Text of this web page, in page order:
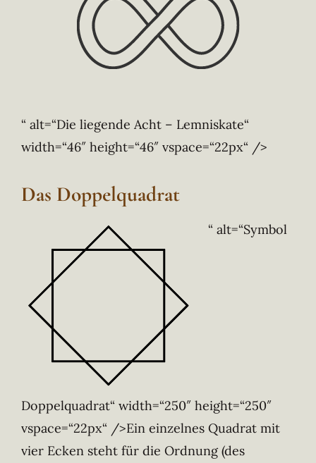
“ alt=“Die liegende Acht – Lemniskate“
width=“46″ height=“46″ vspace=“22px“ />
Das Doppelquadrat
“ alt=“Symbol
Doppelquadrat“ width=“250″ height=“250″
vspace=“22px“ />Ein einzelnes Quadrat mit
vier Ecken steht für die Ordnung (des